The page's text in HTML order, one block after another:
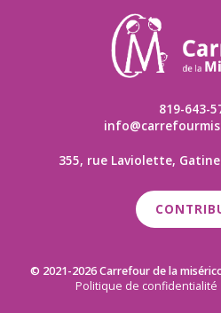
819-643-
355, rue Laviolette,
© 2021-2026 Carrefour de la
Politique de confidentialité